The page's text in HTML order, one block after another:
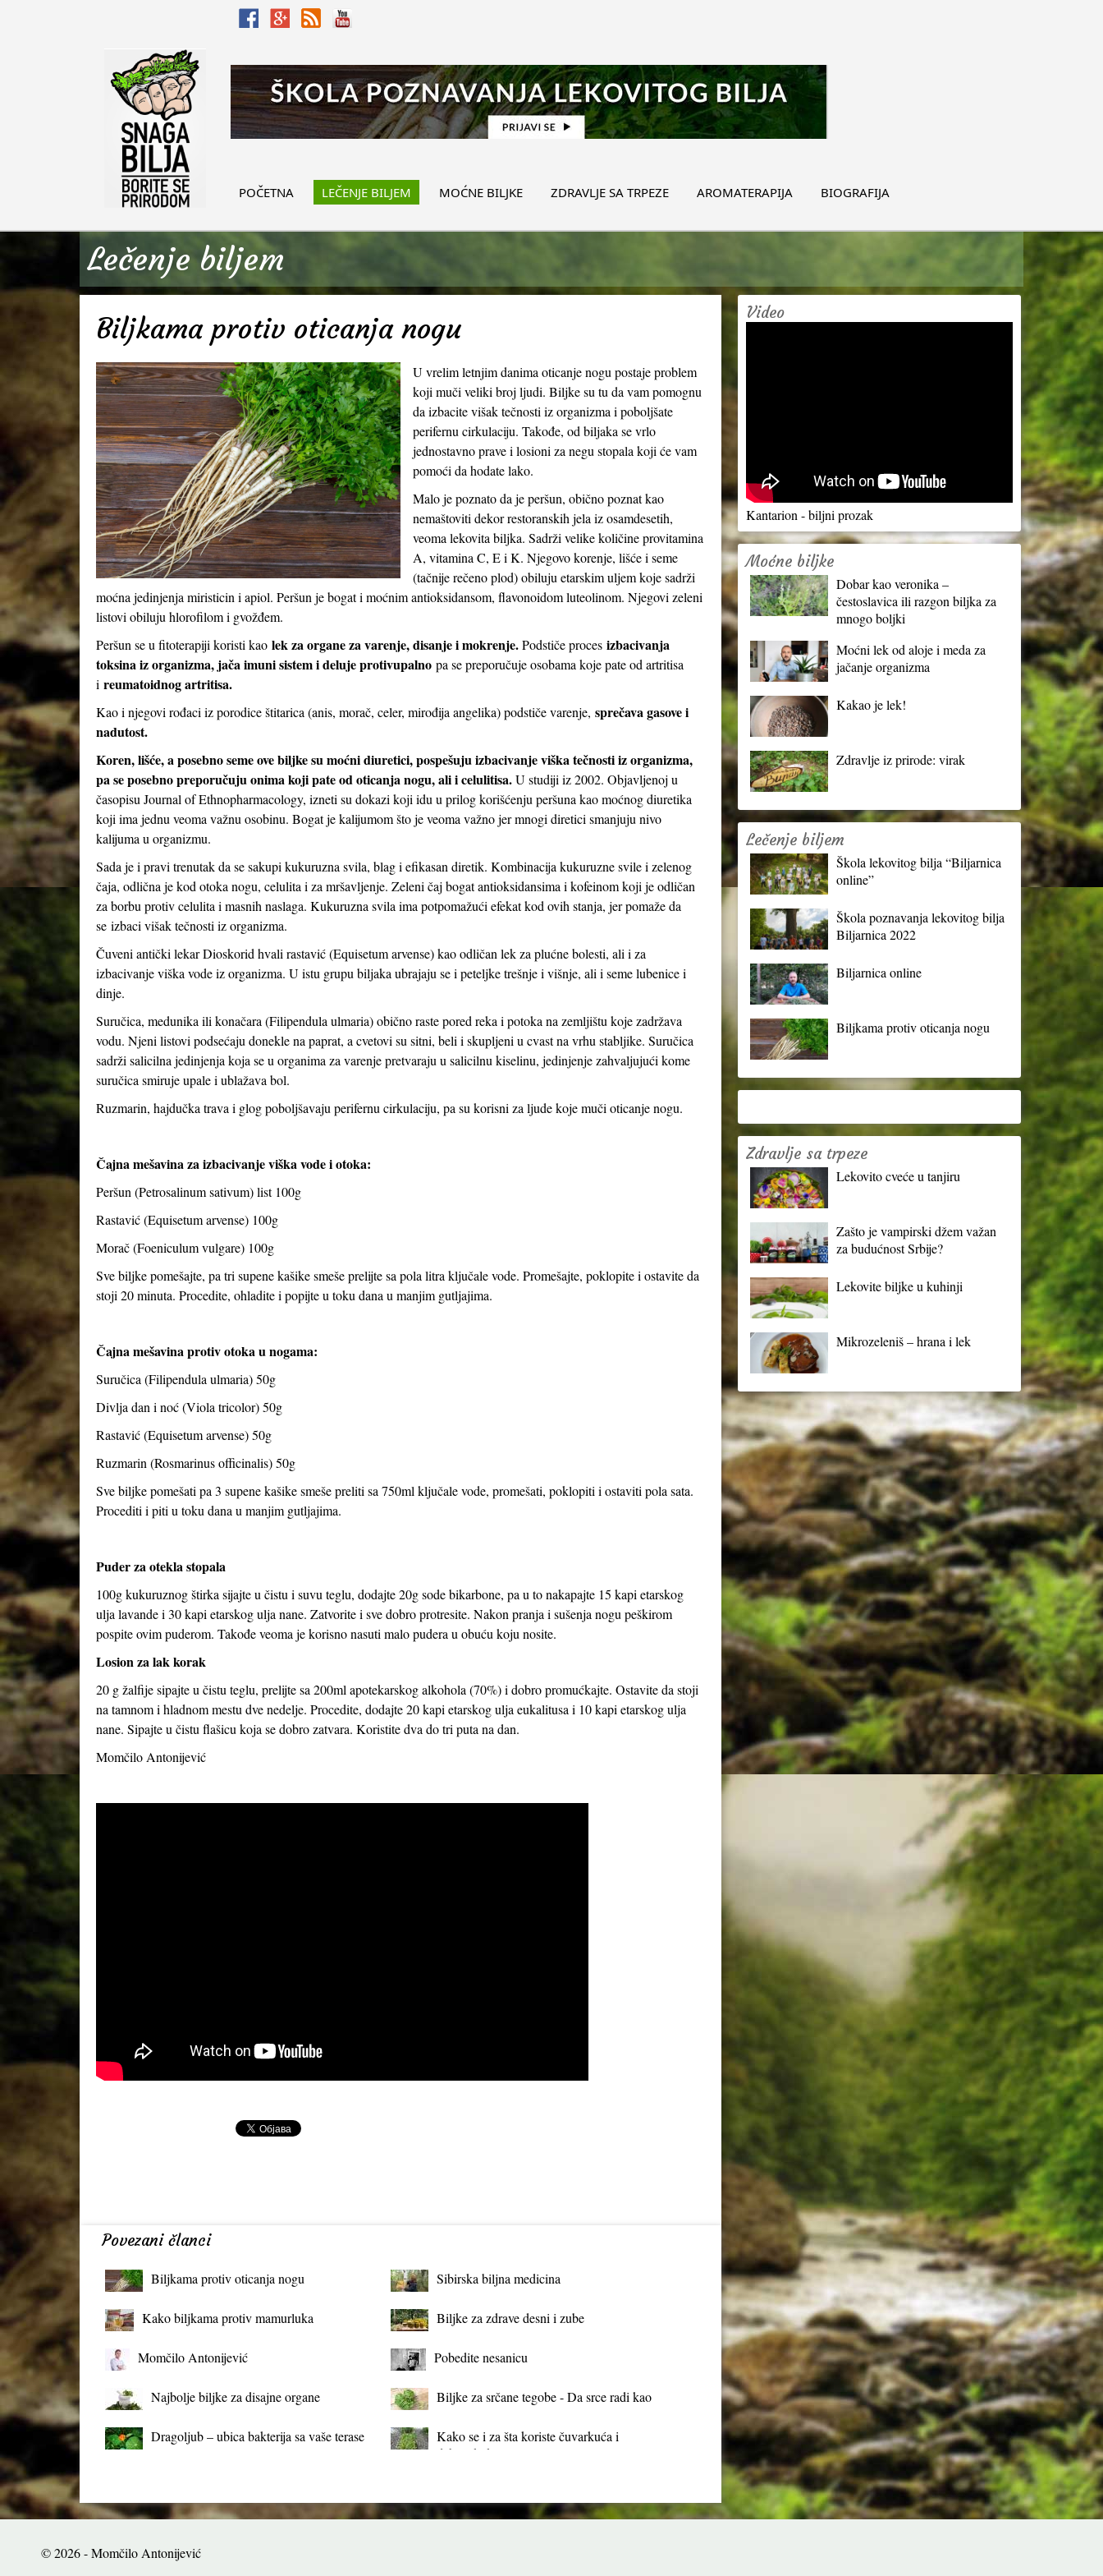
POČETNA LEČENJE BILJEM MOĆNE BILJKE ZDRAVLJE SA TRPEZE AROMATERAPIJA BIOGRAFIJA
Lečenje biljem
Biljkama protiv oticanja nogu
U vrelim letnjim danima oticanje nogu postaje problem
koji muči veliki broj ljudi. Biljke su tu da vam pomognu
da izbacite višak tečnosti iz organizma i poboljšate
perifernu cirkulaciju. Takođe, od biljaka se vrlo
jednostavno prave i losioni za negu stopala koji će vam
pomoći da hodate lako.
Malo je poznato da je peršun, obično poznat kao
nemaštoviti dekor restoranskih jela iz osamdesetih,
veoma lekovita biljka. Sadrži velike količine provitamina
A, vitamina C, E i K. Njegovo korenje, lišće i seme
(tačnije rečeno plod) obiluju etarskim uljem koje sadrži
moćna jedinjenja miristicin i apiol. Peršun je bogat i moćnim antioksidansom, flavonoidom luteolinom. Njegovi zeleni
listovi obiluju hlorofilom i gvožđem.
Peršun se u fitoterapiji koristi kao lek za organe za varenje, disanje i mokrenje.Podstiče proces izbacivanja
toksina iz organizma, jača imuni sistem i deluje protivupalno pa se preporučuje osobama koje pate od artritisa
i reumatoidnog artritisa.
Kao i njegovi rođaci iz porodice štitarica (anis, morač, celer, mirođija angelika) podstiče varenje, sprečava gasove i
nadutost.
Koren, lišće, a posebno seme ove biljke su moćni diuretici, pospešuju izbacivanje viška tečnosti iz organizma,
pa se posebno preporučuju onima koji pate od oticanja nogu, ali i celulitisa.U studiji iz 2002. Objavljenoj u
časopisu Journal of Ethnopharmacology, izneti su dokazi koji idu u prilog korišćenju peršuna kao moćnog diuretika
koji ima jednu veoma važnu osobinu. Bogat je kalijumom što je veoma važno jer mnogi diretici smanjuju nivo
kalijuma u ​​organizmu.
Sada je i pravi trenutak da se sakupi kukuruzna svila, blag i efikasan diretik. Kombinacija kukuruzne svile i zelenog
čaja, odlična je kod otoka nogu, celulita i za mršavljenje. Zeleni čaj bogat antioksidansima i kofeinom koji je odličan
za borbu protiv celulita i masnih naslaga. Kukuruzna svila ima potpomažući efekat kod ovih stanja, jer pomaže da
se izbaci višak tečnosti iz organizma.
Čuveni antički lekar Dioskorid hvali rastavić (Equisetum arvense) kao odličan lek za plućne bolesti, ali i za
izbacivanje viška vode iz organizma. U istu grupu biljaka ubrajaju se i peteljke trešnje i višnje, ali i seme lubenice i
dinje.
Suručica, medunika ili konačara (Filipendula ulmaria) obično raste pored reka i potoka na zemljištu koje zadržava
vodu. Njeni listovi podsećaju donekle na paprat, a cvetovi su sitni, beli i skupljeni u cvast na vrhu stabljike. Suručica
sadrži salicilna jedinjenja koja se u organima za varenje pretvaraju u salicilnu kiselinu, jedinjenje zahvaljujući kome
suručica smiruje upale i ublažava bol.
Ruzmarin, hajdučka trava i glog poboljšavaju perifernu cirkulaciju, pa su korisni za ljude koje muči oticanje nogu.
Čajna mešavina za izbacivanje viška vode i otoka:
Peršun (Petrosalinum sativum) list 100g
Rastavić (Equisetum arvense) 100g
Morač (Foeniculum vulgare) 100g
Sve biljke pomešajte, pa tri supene kašike smeše prelijte sa pola litra ključale vode. Promešajte, poklopite i ostavite da
stoji 20 minuta. Procedite, ohladite i popijte u toku dana u manjim gutljajima.
Čajna mešavina protiv otoka u nogama:
Suručica (Filipendula ulmaria) 50g
Divlja dan i noć (Viola tricolor) 50g
Rastavić (Equisetum arvense) 50g
Ruzmarin (Rosmarinus officinalis) 50g
Sve biljke pomešati pa 3 supene kašike smeše preliti sa 750ml ključale vode, promešati, poklopiti i ostaviti pola sata.
Procediti i piti u toku dana u manjim gutljajima.
Puder za otekla stopala
100g kukuruznog štirka sijajte u čistu i suvu teglu, dodajte 20g sode bikarbone, pa u to nakapajte 15 kapi etarskog
ulja lavande i 30 kapi etarskog ulja nane. Zatvorite i sve dobro protresite. Nakon pranja i sušenja nogu peškirom
pospite ovim puderom. Takođe veoma je korisno nasuti malo pudera u obuću koju nosite.
Losion za lak korak
20 g žalfije sipajte u čistu teglu, prelijte sa 200ml apotekarskog alkohola (70%) i dobro promućkajte. Ostavite da stoji
na tamnom i hladnom mestu dve nedelje. Procedite, dodajte 20 kapi etarskog ulja eukalitusa i 10 kapi etarskog ulja
nane. Sipajte u čistu flašicu koja se dobro zatvara. Koristite dva do tri puta na dan.
Momčilo Antonijević
Povezani članci
Biljkama protiv oticanja nogu Sibirska biljna medicina
Kako biljkama protiv mamurluka Biljke za zdrave desni i zube
Momčilo Antonijević Pobedite nesanicu
Najbolje biljke za disajne organe
Biljke za srčane tegobe - Da srce radi kao
Dragoljub – ubica bakterija sa vaše terase
Kako se i za šta koriste čuvarkuća i
debela koka?
Video
Kantarion - biljni prozak
Moćne biljke
Dobar kao veronika –
čestoslavica ili razgon biljka za
mnogo boljki
Moćni lek od aloje i meda za
jačanje organizma
Kakao je lek!
Zdravlje iz prirode: virak
Lečenje biljem
Škola lekovitog bilja “Biljarnica
online”
Škola poznavanja lekovitog bilja
Biljarnica 2022
Biljarnica online
Biljkama protiv oticanja nogu
Zdravlje sa trpeze
Lekovito cveće u tanjiru
Zašto je vampirski džem važan
za budućnost Srbije?
Lekovite biljke u kuhinji
Mikrozeleniš – hrana i lek
© 2026 - Momčilo Antonijević